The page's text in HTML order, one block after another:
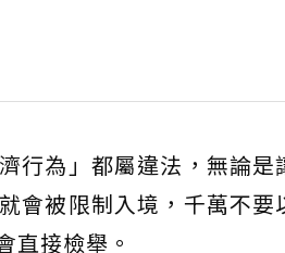
行為」都屬違法，無論是
會被限制入境，千萬不要
直接檢舉。